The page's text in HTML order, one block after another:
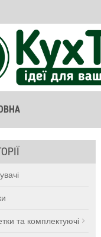
та комплектуючі